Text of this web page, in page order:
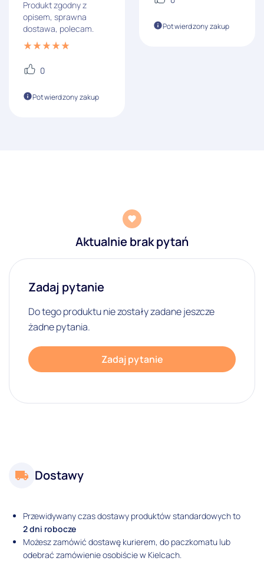
Potwierdzony zakup
Produkt zgodny z
opisem, sprawna
dostawa, polecam.
0
Potwierdzony zakup
Aktualnie brak pytań
Zadaj pytanie
Do tego produktu nie zostały zadane jeszcze
żadne pytania.
Zadaj pytanie
Dostawy
Przewidywany czas dostawy produktów standardowych to
2 dni robocze
Możesz zamówić dostawę kurierem, do paczkomatu lub
odebrać zamówienie osobiście w Kielcach.